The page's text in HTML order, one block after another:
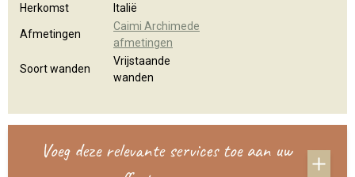
Herkomst
Italië
Afmetingen
Caimi Archimede
afmetingen
Soort wanden
Vrijstaande
wanden
Voeg deze relevante services toe aan uw